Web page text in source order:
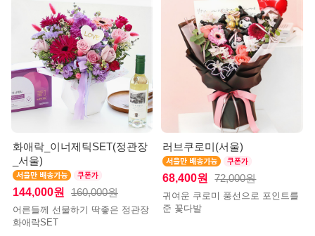
화애락_이너제틱SET(정관장
_서울)
144,000원 160,000원
어른들께 선물하기 딱좋은 정관장
화애락SET
러브쿠로미(서울)
68,400원 72,000원
귀여운 쿠로미 풍선으로 포인트를
준 꽃다발